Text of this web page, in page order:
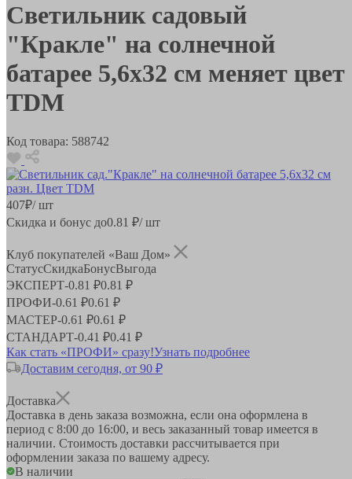
Светильник садовый
"Кракле" на солнечной
батарее 5,6х32 см меняет цвет
TDM
Код товара: 588742
407₽/ шт
Скидка и бонус до0.81 ₽/ шт
Клуб покупателей «Ваш Дом»
СтатусСкидкаБонусВыгода
ЭКСПЕРТ-0.81 ₽0.81 ₽
ПРОФИ-0.61 ₽0.61 ₽
МАСТЕР-0.61 ₽0.61 ₽
СТАНДАРТ-0.41 ₽0.41 ₽
Как стать «ПРОФИ» сразу!Узнать подробнее
Доставим сегодня, от 90 ₽
Доставка
Доставка в день заказа возможна, если она оформлена в
период с 8:00 до 16:00, и весь заказанный товар имеется в
наличии. Стоимость доставки рассчитывается при
оформлении заказа по вашему адресу.
В наличии